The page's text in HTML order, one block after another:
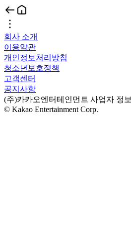
회사 소개
이용약관
개인정보처리방침
청소년보호정책
고객센터
공지사항
(주)카카오엔터테인먼트 사업자 정보
© Kakao Entertainment Corp.